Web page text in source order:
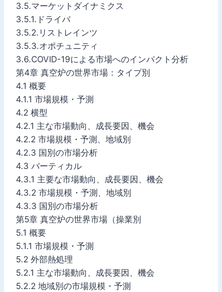
3.5.マーケットダイナミクス
3.5.1.ドライバ
3.5.2.リストレインツ
3.5.3.オポチュニティ
3.6.COVID-19による市場へのインパクト分析
第4章 真空炉の世界市場：タイプ別
4.1 概要
4.1.1 市場規模・予測
4.2 横型
4.2.1 主な市場動向、成長要因、機会
4.2.2 市場規模・予測、地域別
4.2.3 国別の市場分析
4.3 バーティカル
4.3.1 主要な市場動向、成長要因、機会
4.3.2 市場規模・予測、地域別
4.3.3 国別の市場分析
第5章 真空炉の世界市場（操業別
5.1 概要
5.1.1 市場規模・予測
5.2 外部熱処理
5.2.1 主な市場動向、成長要因、機会
5.2.2 地域別の市場規模・予測